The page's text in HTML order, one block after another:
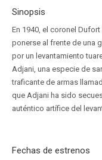
Sinopsis
En 1940, el coronel
ponerse al frente de una
por un levantamiento
Adjani, una especie de
traficante de armas
que Adjani ha sido
auténtico artífice del
Fechas de estrenos